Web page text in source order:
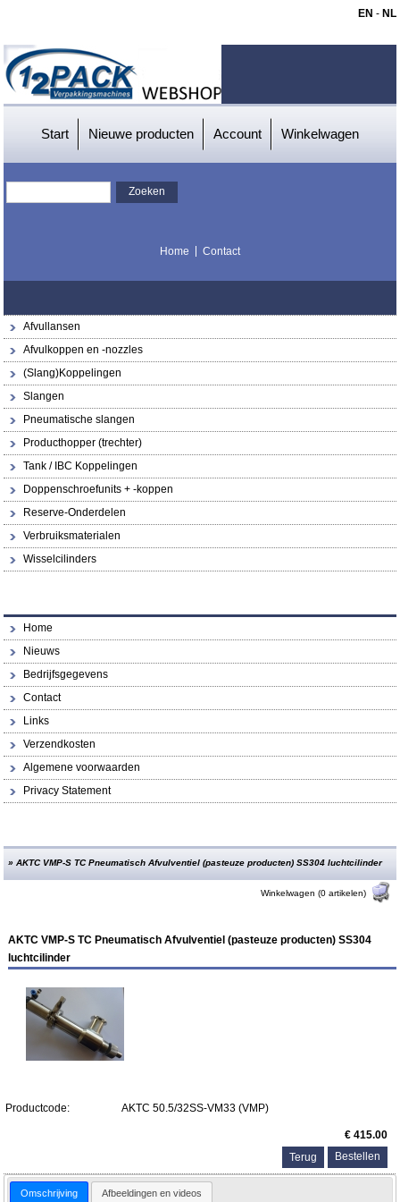
EN - NL
Start Nieuwe producten Account Winkelwagen
Home Contact
Afvullansen
Afvulkoppen en -nozzles
(Slang)Koppelingen
Slangen
Pneumatische slangen
Producthopper (trechter)
Tank / IBC Koppelingen
Doppenschroefunits + -koppen
Reserve-Onderdelen
Verbruiksmaterialen
Wisselcilinders
Home
Nieuws
Bedrijfsgegevens
Contact
Links
Verzendkosten
Algemene voorwaarden
Privacy Statement
»AKTC VMP-S TC Pneumatisch Afvulventiel (pasteuze producten) SS304 luchtcilinder
Winkelwagen (0 artikelen)
AKTC VMP-S TC Pneumatisch Afvulventiel (pasteuze producten) SS304
luchtcilinder
Productcode: AKTC 50.5/32SS-VM33 (VMP)
€ 415.00
Terug
Omschrijving Afbeeldingen en videos